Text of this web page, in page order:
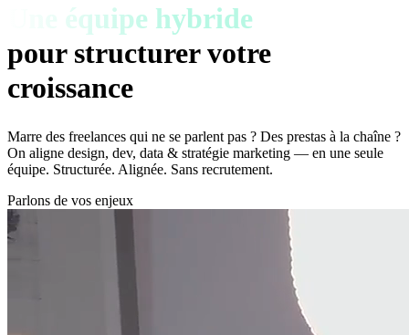
Une équipe hybride
pour structurer votre
croissance
Marre des freelances qui ne se parlent pas ? Des prestas à la chaîne ?
On aligne design, dev, data & stratégie marketing — en une seule
équipe. Structurée. Alignée. Sans recrutement.
Parlons de vos enjeux